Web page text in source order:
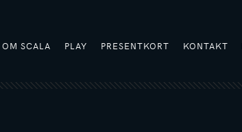
OM SCALA PLAY PRESENTKORT KONTAKT